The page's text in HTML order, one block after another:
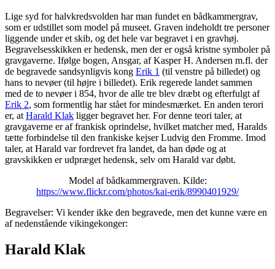
Lige syd for halvkredsvolden har man fundet en bådkammergrav,
som er udstillet som model på museet. Graven indeholdt tre personer
liggende under et skib, og det hele var begravet i en gravhøj.
Begravelsesskikken er hedensk, men der er også kristne symboler på
gravgaverne. Ifølge bogen, Ansgar, af Kasper H. Andersen m.fl. der
de begravede sandsynligvis kong Erik 1 (til venstre på billedet) og
hans to nevøer (til højre i billedet). Erik regerede landet sammen
med de to nevøer i 854, hvor de alle tre blev dræbt og efterfulgt af
Erik 2, som formentlig har stået for mindesmærket. En anden terori
er, at Harald Klak ligger begravet her. For denne teori taler, at
gravgaverne er af frankisk oprindelse, hvilket matcher med, Haralds
tætte forbindelse til den frankiske kejser Ludvig den Fromme. Imod
taler, at Harald var fordrevet fra landet, da han døde og at
gravskikken er udpræget hedensk, selv om Harald var døbt.
Model af bådkammergraven. Kilde:
https://www.flickr.com/photos/kai-erik/8990401929/
Begravelser: Vi kender ikke den begravede, men det kunne være en
af nedenstående vikingekonger:
Harald Klak